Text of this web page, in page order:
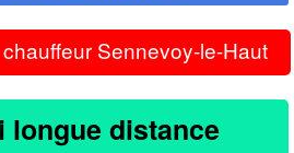
Sennevoy-le-Haut
longue distance